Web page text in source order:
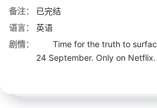
备注：
已完结
语言：
英语
剧情：
Time for the truth to
24 September. Only on Netflix.